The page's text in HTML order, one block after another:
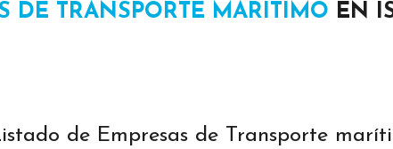
DE TRANSPORTE MARÍTIMO EN
de Empresas de Transporte